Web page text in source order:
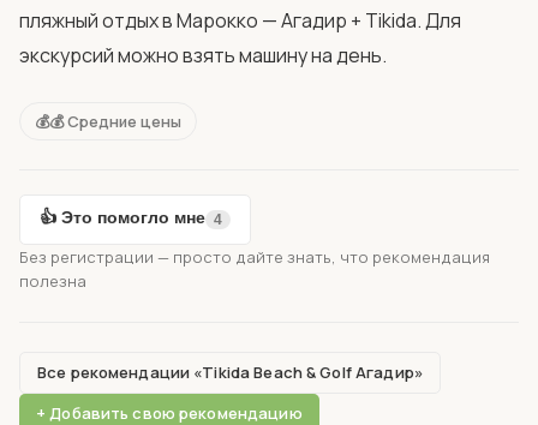
пляжный отдых в Марокко — Агадир + Tikida. Для
экскурсий можно взять машину на день.
💰💰 Средние цены
👍 Это помогло мне 4
Без регистрации — просто дайте знать, что рекомендация
полезна
Все рекомендации «Tikida Beach & Golf Агадир»
+ Добавить свою рекомендацию